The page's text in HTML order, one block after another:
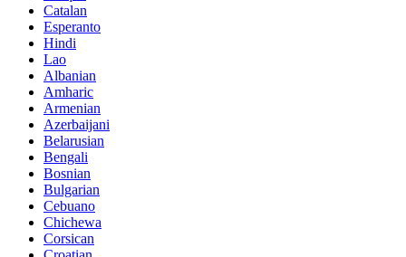
Catalan
Esperanto
Hindi
Lao
Albanian
Amharic
Armenian
Azerbaijani
Belarusian
Bengali
Bosnian
Bulgarian
Cebuano
Chichewa
Corsican